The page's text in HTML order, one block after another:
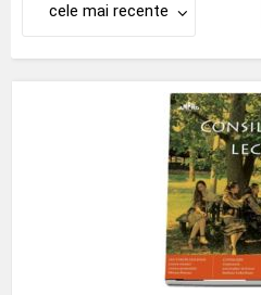
cele mai recente